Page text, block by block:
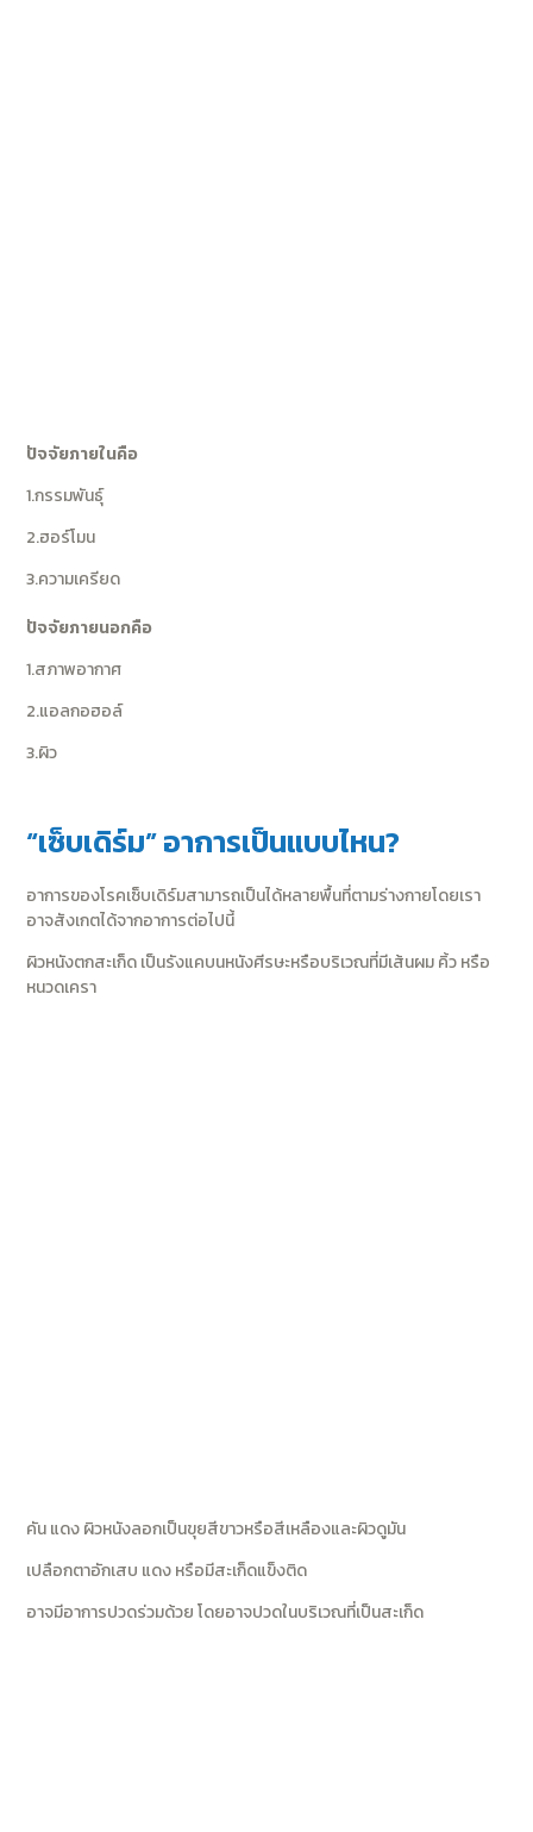
ปัจจัยภายในคือ
1.กรรมพันธุ์
2.ฮอร์โมน
3.ความเครียด
ปัจจัยภายนอกคือ
1.สภาพอากาศ
2.แอลกอฮอล์
3.ผิว
“เซ็บเดิร์ม” อาการเป็นแบบไหน?
อาการของโรคเซ็บเดิร์มสามารถเป็นได้หลายพื้นที่ตามร่างกายโดยเรา
อาจสังเกตได้จากอาการต่อไปนี้
ผิวหนังตกสะเก็ด เป็นรังแคบนหนังศีรษะหรือบริเวณที่มีเส้นผม คิ้ว หรือ
หนวดเครา
คัน แดง ผิวหนังลอกเป็นขุยสีขาวหรือสีเหลืองและผิวดูมัน
เปลือกตาอักเสบ แดง หรือมีสะเก็ดแข็งติด
อาจมีอาการปวดร่วมด้วย โดยอาจปวดในบริเวณที่เป็นสะเก็ด